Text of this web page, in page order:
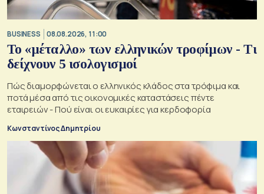
BUSINESS 08.08.2026, 11:00
Το «μέταλλο» των ελληνικών τροφίμων - Τι
δείχνουν 5 ισολογισμοί
Πώς διαμορφώνεται ο ελληνικός κλάδος στα τρόφιμα και
ποτά μέσα από τις οικονομικές καταστάσεις πέντε
εταιρειών - Πού είναι οι ευκαιρίες για κερδοφορία
Κωνσταντίνος Δημητρίου